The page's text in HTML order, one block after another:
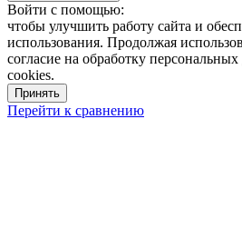
Войти с помощью:
чтобы улучшить работу сайта и
использования. Продолжая
согласие на обработку
cookies.
Принять
Перейти к сравнению